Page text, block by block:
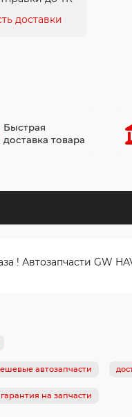
доставки
Быстрая
доставка товара
! Автозапчасти GW
автозапчасти
гарантия на запчасти